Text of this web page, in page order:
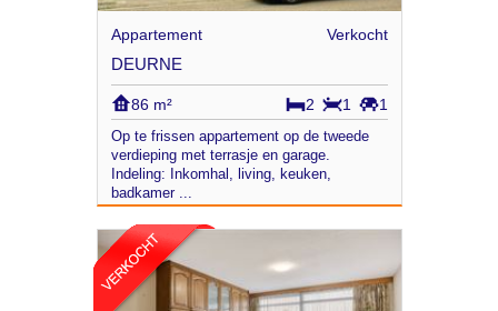
Appartement Verkocht
DEURNE
86 m² 1
1
2
Op te frissen appartement op de tweede
verdieping met terrasje en garage.
Indeling: Inkomhal, living, keuken,
badkamer ...